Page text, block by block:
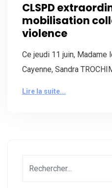
CLSPD
mobilisation
violence
Ce jeudi 11 juin, Madame
Cayenne, Sandra
Lire la suite...